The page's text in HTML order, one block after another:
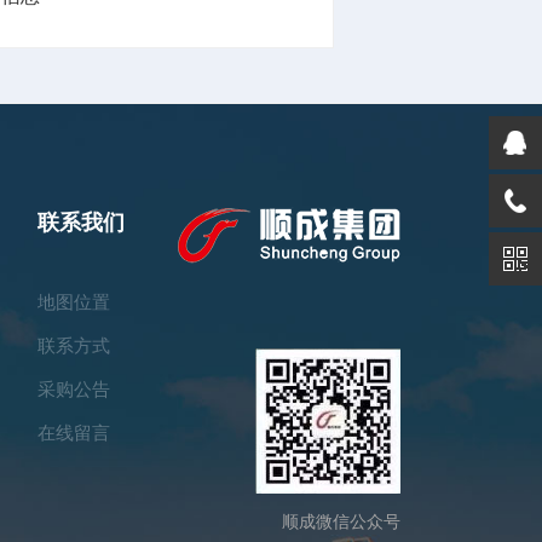
联系我们
地图位置
联系方式
采购公告
在线留言
顺成微信公众号